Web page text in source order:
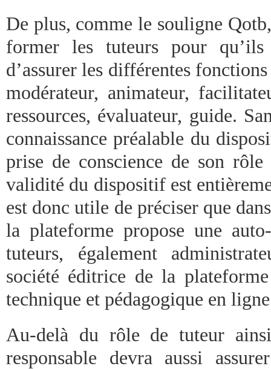
De plus, comme le souligne
former les tuteurs pour qu’ils
d’assurer les différentes
modérateur, animateur,
ressources, évaluateur, guide.
connaissance préalable du
prise de conscience de son
validité du dispositif est
est donc utile de préciser que
la plateforme propose une
tuteurs, également
société éditrice de la
technique et pédagogique en
Au-delà du rôle de tuteur
responsable devra aussi